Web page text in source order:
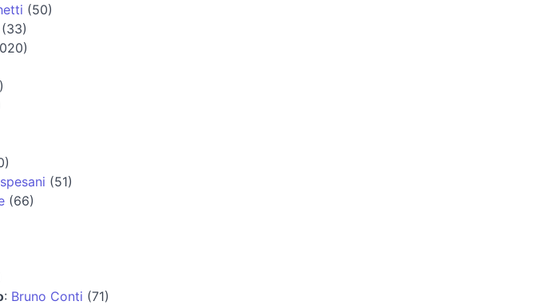
(50)
(33)
(51)
(66)
: Bruno Conti (71)